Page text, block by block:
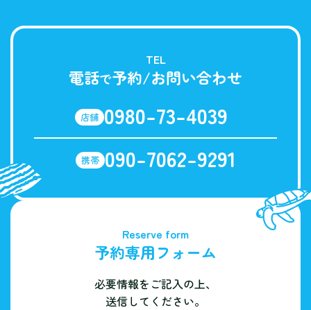
TEL
電話で予約/お問い合わせ
店舗 0980-73-4039
携帯 090-7062-9291
Reserve form
予約専用フォーム
必要情報をご記入の上、
送信してください。